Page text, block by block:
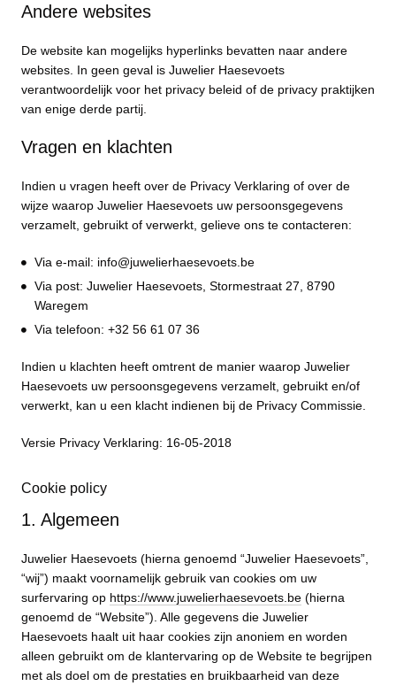
Andere websites
De website kan mogelijks hyperlinks bevatten naar andere
websites. In geen geval is Juwelier Haesevoets
verantwoordelijk voor het privacy beleid of de privacy praktijken
van enige derde partij.
Vragen en klachten
Indien u vragen heeft over de Privacy Verklaring of over de
wijze waarop Juwelier Haesevoets uw persoonsgegevens
verzamelt, gebruikt of verwerkt, gelieve ons te contacteren:
Via e-mail: info@juwelierhaesevoets.be
Via post: Juwelier Haesevoets, Stormestraat 27, 8790
Waregem
Via telefoon: +32 56 61 07 36
Indien u klachten heeft omtrent de manier waarop Juwelier
Haesevoets uw persoonsgegevens verzamelt, gebruikt en/of
verwerkt, kan u een klacht indienen bij de Privacy Commissie.
Versie Privacy Verklaring: 16-05-2018
Cookie policy
1. Algemeen
Juwelier Haesevoets (hierna genoemd “Juwelier Haesevoets”,
“wij”) maakt voornamelijk gebruik van cookies om uw
surfervaring op https://www.juwelierhaesevoets.be (hierna
genoemd de “Website”). Alle gegevens die Juwelier
Haesevoets haalt uit haar cookies zijn anoniem en worden
alleen gebruikt om de klantervaring op de Website te begrijpen
met als doel om de prestaties en bruikbaarheid van deze